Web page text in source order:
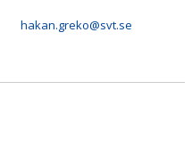
hakan.greko@svt.se